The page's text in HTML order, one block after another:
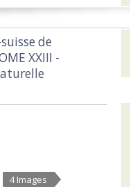
de
XXIII -
4 Images